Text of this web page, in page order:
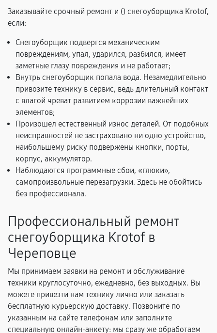
Заказывайте срочный ремонт и () снегоуборщика Krotof,
если:
Снегоуборщик подвергся механическим
повреждениям, упал, ударился, разбился, имеет
заметные глазу повреждения и не работает;
Внутрь снегоуборщик попала вода. Незамедлительно
привозите технику в сервис, ведь длительный контакт
с влагой чреват развитием коррозии важнейших
элементов;
Произошел естественный износ деталей. От подобных
неисправностей не застраховано ни одно устройство,
наибольшему риску подвержены кнопки, порты,
корпус, аккумулятор.
Наблюдаются программные сбои, «глюки»,
самопроизвольные перезагрузки. Здесь не обойтись
без профессионала.
Профессиональный ремонт
снегоуборщика Krotof в
Череповце
Мы принимаем заявки на ремонт и обслуживание
техники круглосуточно, ежедневно, без выходных. Вы
можете привезти нам технику лично или заказать
бесплатную курьерскую доставку. Позвоните по
указанным на сайте телефонам или заполните
специальную онлайн-анкету: мы сразу же обработаем